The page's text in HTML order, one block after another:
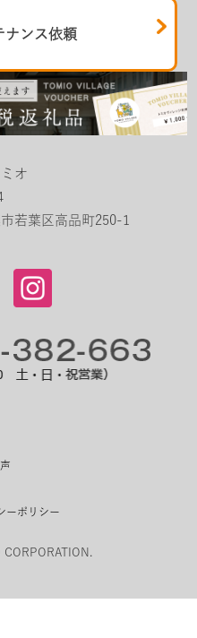
ナンス依頼
オ
若葉区高品町250-1
ーポリシー